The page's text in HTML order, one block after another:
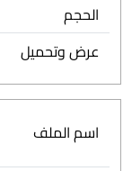
الحجم
عرض وتحميل
اسم الملف